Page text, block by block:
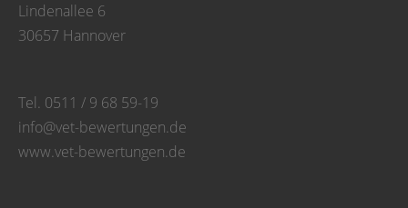
Lindenallee 6
30657 Hannover
Tel. 0511 / 9 68 59-19
info@vet-bewertungen.de
www.vet-bewertungen.de